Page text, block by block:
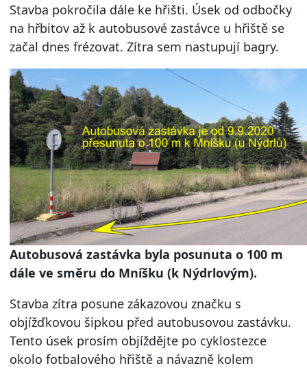
Stavba pokročila dále ke hřišti. Úsek od odbočky
na hřbitov až k autobusové zastávce u hřiště se
začal dnes frézovat. Zítra sem nastupují bagry.
Autobusová zastávka byla posunuta o 100 m
dále ve směru do Mníšku (k Nýdrlovým).
Stavba zítra posune zákazovou značku s
objížďkovou šipkou před autobusovou zastávku.
Tento úsek prosím objíždějte po cyklostezce
okolo fotbalového hřiště a návazně kolem